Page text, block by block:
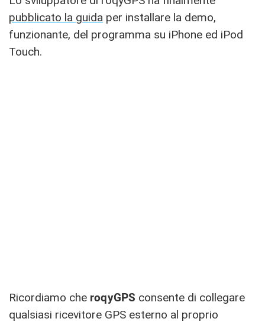
pubblicato la guida per installare la demo,
funzionante, del programma su iPhone ed iPod
Touch.
Ricordiamo che roqyGPS consente di collegare
qualsiasi ricevitore GPS esterno al proprio